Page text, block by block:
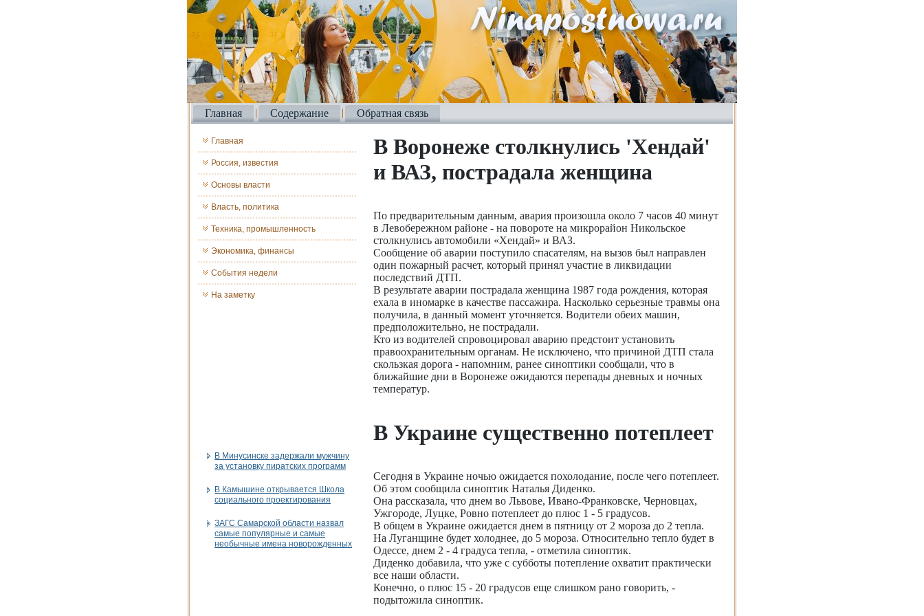
Главная Содержание Обратная связь
Главная
Россия, известия
Основы власти
Власть, политика
Техника, промышленность
Экономика, финансы
События недели
На заметку
В Минусинске задержали мужчину
за установку пиратских программ
В Камышине открывается Школа
социального проектирования
ЗАГС Самарской области назвал
самые популярные и самые
необычные имена новорожденных
В Воронеже столкнулись 'Хендай'
и ВАЗ, пострадала женщина
По предварительным данным, авария произошла около 7 часов 40 минут
в Левобережном районе - на повороте на микрорайон Никольское
столкнулись автомобили «Хендай» и ВАЗ.
Сообщение об аварии поступило спасателям, на вызов был направлен
один пожарный расчет, который принял участие в ликвидации
последствий ДТП.
В результате аварии пострадала женщина 1987 года рождения, которая
ехала в иномарке в качестве пассажира. Насколько серьезные травмы она
получила, в данный момент уточняется. Водители обеих машин,
предположительно, не пострадали.
Кто из водителей спровоцировал аварию предстоит установить
правоохранительным органам. Не исключено, что причиной ДТП стала
скользкая дорога - напомним, ранее синоптики сообщали, что в
ближайшие дни в Воронеже ожидаются перепады дневных и ночных
температур.
В Украине существенно потеплеет
Сегодня в Украине ночью ожидается похолодание, после чего потеплеет.
Об этом сообщила синоптик Наталья Диденко.
Она рассказала, что днем во Львове, Ивано-Франковске, Черновцах,
Ужгороде, Луцке, Ровно потеплеет до плюс 1 - 5 градусов.
В общем в Украине ожидается днем в пятницу от 2 мороза до 2 тепла.
На Луганщине будет холоднее, до 5 мороза. Относительно тепло будет в
Одессе, днем 2 - 4 градуса тепла, - отметила синоптик.
Диденко добавила, что уже с субботы потепление охватит практически
все наши области.
Конечно, о плюс 15 - 20 градусов еще слишком рано говорить, -
подытожила синоптик.